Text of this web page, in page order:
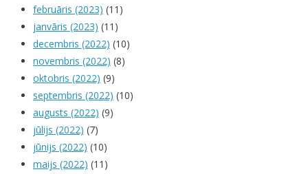
februāris (2023) (11)
janvāris (2023) (11)
decembris (2022) (10)
novembris (2022) (8)
oktobris (2022) (9)
septembris (2022) (10)
augusts (2022) (9)
jūlijs (2022) (7)
jūnijs (2022) (10)
maijs (2022) (11)